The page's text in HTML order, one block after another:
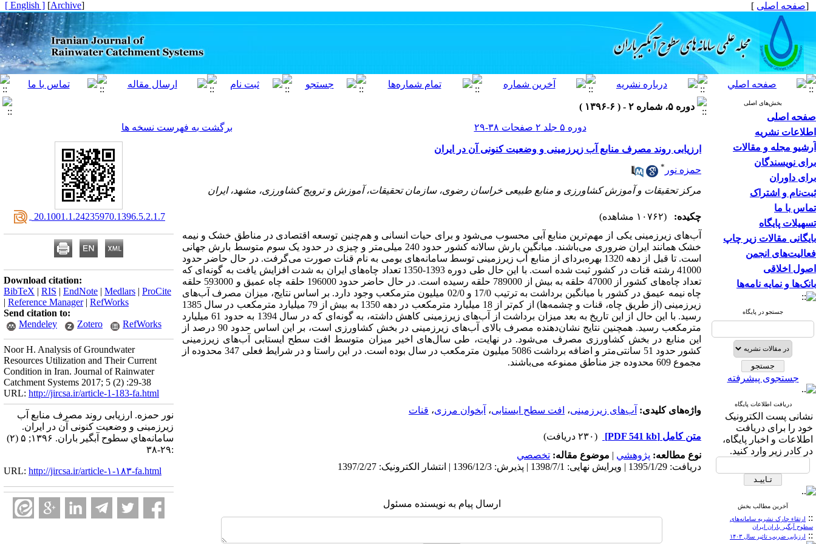
[صفحه اصلی ]
[
Archive
]
[ English ]
بخش‌های اصلی
صفحه اصلی
اطلاعات نشریه
آرشیو مجله و مقالات
برای نویسندگان
برای داوران
ثبت‌نام و اشتراک
تماس با ما
تسهیلات پایگاه
بایگانی مقالات زیر چاپ
فعالیت‌های انجمن
اصول اخلاقی
بانک‌ها و نمایه نامه‌ها
جستجو در پایگاه
جستجوی پیشرفته
دریافت اطلاعات پایگاه
نشانی پست الکترونیک
خود را برای دریافت
اطلاعات و اخبار پایگاه،
در کادر زیر وارد کنید.
آخرین مطالب بخش
:: ارتقاء چارک نشریه سامانه‌های
سطوح آبگیر باران ایران
:: ارزیابی ضریب تاثیر سال ۱۴۰۳
دوره ۵، شماره ۲ - ( ۶-۱۳۹۶ )
دوره ۵ جلد ۲ صفحات ۳۸-۲۹
برگشت به فهرست نسخه ها
ارزیابی روند مصرف منابع آب زیرزمینی و وضعیت کنونی آن‌ در ایران
حمزه نور *
مرکز تحقیقات و آموزش کشاورزی و منابع طبیعی خراسان رضوی، سازمان تحقیقات، آموزش و ترویج کشاورزی، مشهد، ایران
چکیده:
(۱۰۷۶۲ مشاهده)
آب‌های زیرزمینی یکی از مهم‌ترین منابع آبی محسوب می‌شود و برای حیات انسانی و هم‌چنین توسعه اقتصادی در مناطق خشک و نیمه
خشک همانند ایران ضروری می‌باشند. میانگین بارش سالانه کشور حدود 240 میلی‌متر و چیزی در حدود یک ‌سوم متوسط بارش جهانی
است. تا قبل از دهه 1320 بهره‌بردای از منابع آب زیرزمینی توسط سامانه‌های بومی به ‌نام قنات صورت می‌گرفت. در حال حاضر حدود
41000 رشته قنات در کشور ثبت شده است. با این حال طی دوره 1393-1350 تعداد چاه‌‌های ایران به ‌شدت افزایش یافت به ‌گونه‌ای که
تعداد چاه‌‌های کشور از 47000 حلقه به بیش از 789000 حلقه رسیده است. در حال حاضر حدود 196000 حلقه چاه عمیق و 593000 حلقه
چاه نیمه عیمق در کشور با میانگین برداشت به ‌ترتیب 17/0 و 02/0 میلیون مترمکعب وجود دارد. بر اساس نتایج، میزان مصرف آب‌های
زیرزمینی (از طریق چاه، قنات و چشمه‌ها) از کم‌تر از 18 میلیارد مترمکعب در دهه 1350 به بیش از 79 میلیارد مترمکعب در سال 1385
رسید. با این حال از این تاریخ به بعد میزان برداشت از آب‌های زیرزمینی کاهش داشته، به ‌گونه‌ای‌ که در سال 1394 به حدود 61 میلیارد
مترمکعب رسید. همچنین نتایج نشان‌دهنده مصرف بالای آب‌های زیرزمینی در بخش کشاورزی است، بر این اساس حدود 90 درصد از
این منابع در بخش کشاورزی مصرف می‌شود. در نهایت، طی سال‌های اخیر میزان متوسط افت سطح ایستابی آب‌های زیرزمینی
کشور حدود 51 سانتی‌متر و اضافه برداشت 5086 میلیون مترمکعب در سال بوده است. در این راستا و در شرایط فعلی 347 محدوده از
مجموع 609 محدوده جز مناطق ممنوعه می‌باشند.
واژه‌های کلیدی: آب‌های زیرزمینی، افت سطح ایستابی، آبخوان مرزی، قنات
متن کامل [PDF 541 kb]
(۲۳۰ دریافت)
نوع مطالعه: پژوهشي | موضوع مقاله: تخصصي
دریافت: 1395/1/29 | ویرایش نهایی: 1398/7/1 | پذیرش: 1396/12/3 | انتشار الکترونیک: 1397/2/27
ارسال پیام به نویسنده مسئول
‎ 20.1001.1.24235970.1396.5.2.1.7
Download citation:
BibTeX | RIS | EndNote | Medlars | ProCite
| Reference Manager| RefWorks
Send citation to:
Mendeley
Zotero RefWorks
Noor H. Analysis of Groundwater
Resources Utilization and Their Current
Condition in Iran. Journal of Rainwater
Catchment Systems 2017; 5 (2) :29-38
URL: http://jircsa.ir/article-1-183-fa.html
نور حمزه. ارزیابی روند مصرف منابع آب
زیرزمینی و وضعیت کنونی آن‌ در ایران.
سامانه‌هاي سطوح آبگير باران. ۱۳۹۶; ۵ (۲)
:۲۹-۳۸
URL: http://jircsa.ir/article-۱-۱۸۳-fa.html